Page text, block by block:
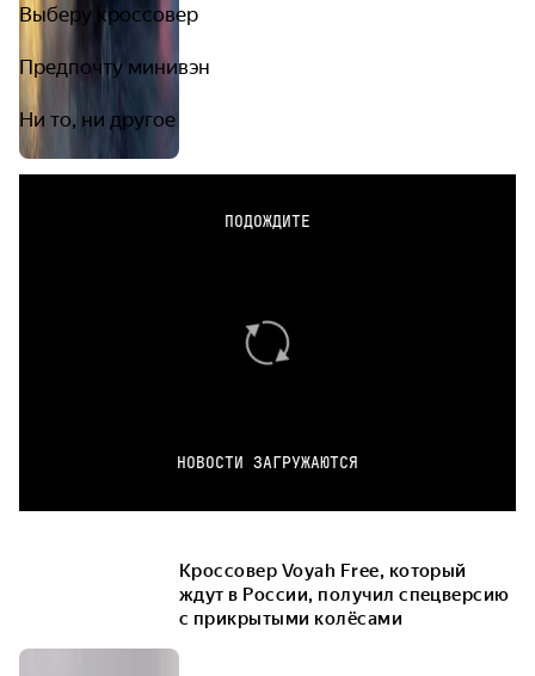
Выберу кроссовер
Предпочту минивэн
Ни то, ни другое
ПОДОЖДИТЕ
НОВОСТИ ЗАГРУЖАЮТСЯ
Кроссовер Voyah Free, который
ждут в России, получил спецверсию
с прикрытыми колёсами